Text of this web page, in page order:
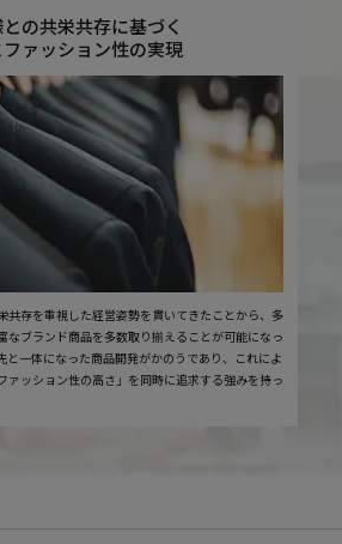
の共栄共存に基づく
ァッション性の実現
共存を重視した経営姿勢を貫いてきたことから、多
なブランド商品を多数取り揃えることが可能になっ
と一体になった商品開発がかのうであり、これによ
ァッション性の高さ」を同時に追求する強みを持っ